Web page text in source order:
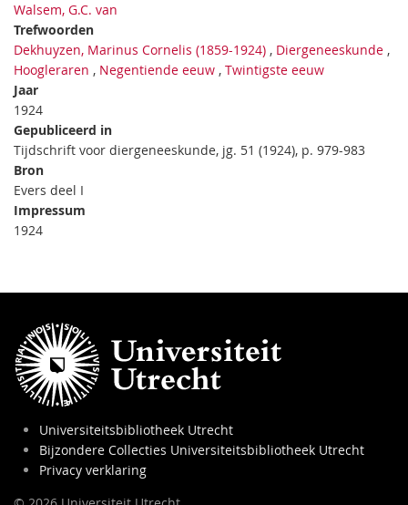
Walsem, G.C. van
Trefwoorden
Dekhuyzen, Marinus Cornelis (1859-1924) , Diergeneeskunde ,
Hoogleraren , Negentiende eeuw , Twintigste eeuw
Jaar
1924
Gepubliceerd in
Tijdschrift voor diergeneeskunde, jg. 51 (1924), p. 979-983
Bron
Evers deel I
Impressum
1924
Universiteitsbibliotheek Utrecht
Bijzondere Collecties Universiteitsbibliotheek Utrecht
Privacy verklaring